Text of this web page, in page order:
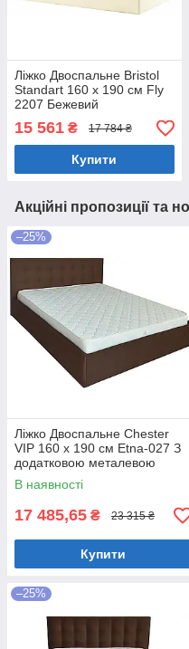
Ліжко Двоспальне Bristol
Standart 160 х 190 см Fly
2207 Бежевий
15 561 ₴ 17 784 ₴
Купити
Акційні пропозиції та
–25%
Ліжко Двоспальне Chester
VIP 160 х 190 см Etna-027 З
додатковою металевою
цільнозварною рамою
Коричневий
В наявності
17 485,65 ₴ 23 315 ₴
Купити
–25%